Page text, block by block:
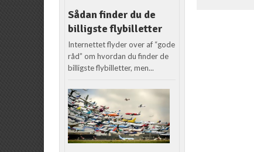
Sådan finder du de
billigste flybilletter
Internettet flyder over af “gode
råd” om hvordan du finder de
billigste flybilletter, men...